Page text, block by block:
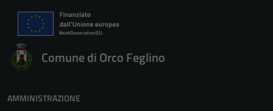
Comune di Orco Feglino
AMMINISTRAZIONE